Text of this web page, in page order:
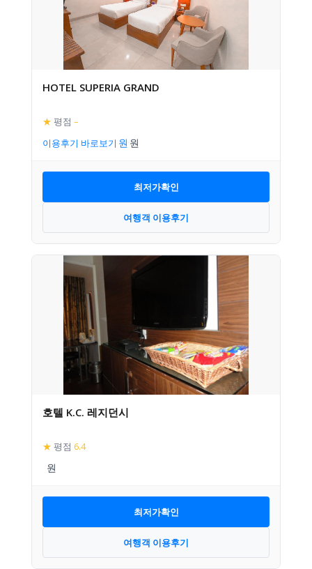
HOTEL SUPERIA GRAND
★ 평점 –
이용후기 바로보기
최저가확인
여행객 이용후기
호텔 K.C. 레지던시
★ 평점 6.4
최저가확인
여행객 이용후기